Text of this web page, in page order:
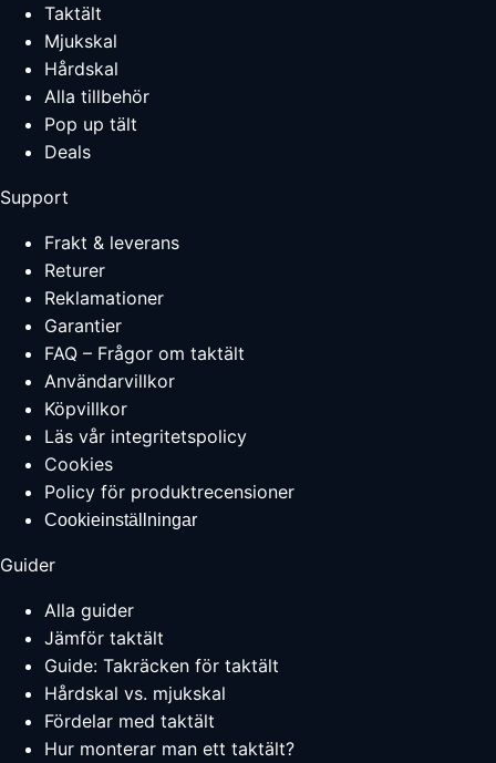
Taktält
Mjukskal
Hårdskal
Alla tillbehör
Pop up tält
Deals
Support
Frakt & leverans
Returer
Reklamationer
Garantier
FAQ – Frågor om taktält
Användarvillkor
Köpvillkor
Läs vår integritetspolicy
Cookies
Policy för produktrecensioner
Cookieinställningar
Guider
Alla guider
Jämför taktält
Guide: Takräcken för taktält
Hårdskal vs. mjukskal
Fördelar med taktält
Hur monterar man ett taktält?